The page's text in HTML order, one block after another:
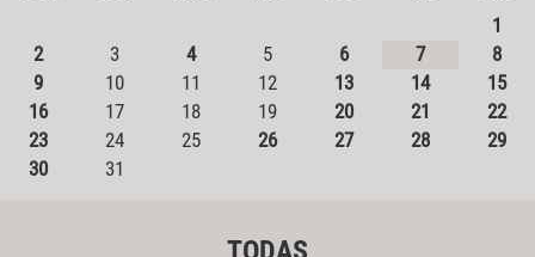
1
2
3 4 5 6 7
8
9
10 11 12 13 14
15
16
17 18 19 20 21
22
23
24 25 26 27 28
29
30
31